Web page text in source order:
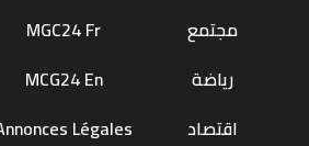
مجتمع
رياضة
اقتصاد
MGC24 Fr
MCG24 En
Légales